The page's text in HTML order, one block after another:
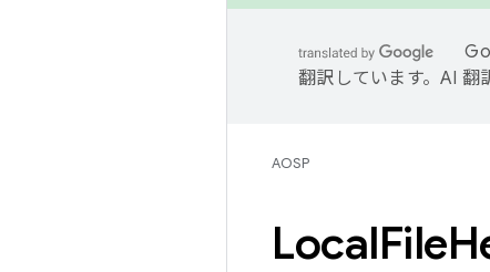
翻訳しています。AI 翻
AOSP
LocalFile